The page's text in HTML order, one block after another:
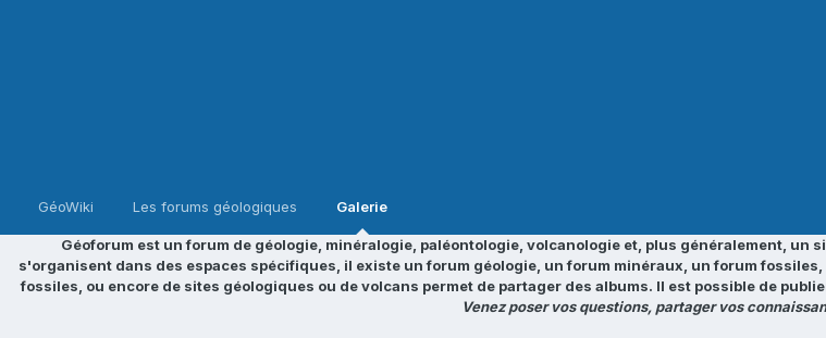
GéoWiki Les forums géologiques Galerie
Géoforum est un forum de géologie, minéralogie, paléontologie, volcanologie et, plus généralement,
s'organisent dans des espaces spécifiques, il existe un forum géologie, un forum minéraux, un forum
fossiles, ou encore de sites géologiques ou de volcans permet de partager des albums. Il est possible de
Venez poser vos questions, partager vos